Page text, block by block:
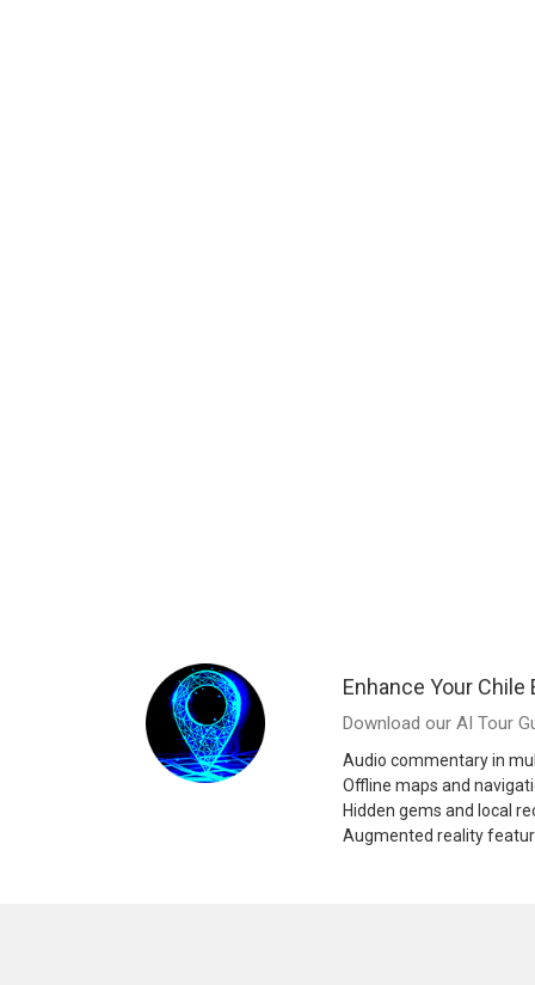
Enhance Your Chile
Download our AI Tour
Audio commentary in
Offline maps and
Hidden gems and local
Augmented reality